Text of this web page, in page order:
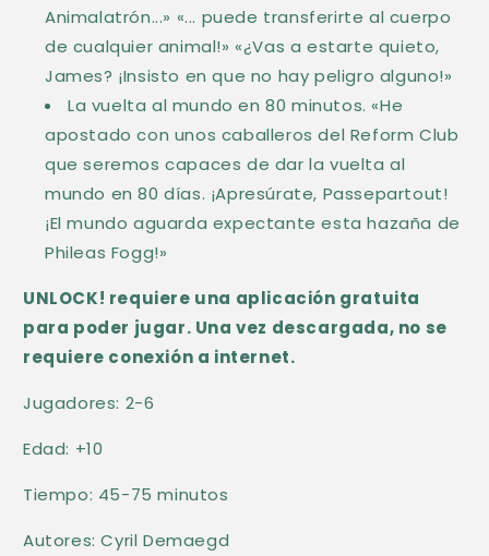
Animalatrón...» «... puede transferirte al cuerpo
de cualquier animal!» «¿Vas a estarte quieto,
James? ¡Insisto en que no hay peligro alguno!»
La vuelta al mundo en 80 minutos. «He
apostado con unos caballeros del Reform Club
que seremos capaces de dar la vuelta al
mundo en 80 días. ¡Apresúrate, Passepartout!
¡El mundo aguarda expectante esta hazaña de
Phileas Fogg!»
UNLOCK! requiere una aplicación gratuita
para poder jugar. Una vez descargada, no se
requiere conexión a internet.
Jugadores: 2-6
Edad: +10
Tiempo: 45-75 minutos
Autores: Cyril Demaegd